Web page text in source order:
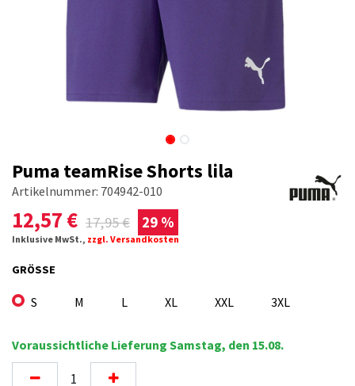
Puma teamRise Shorts lila
Artikelnummer: 704942-010
12,57 € 17,95€ 29 %
Inklusive MwSt., zzgl. Versandkosten
GRÖSSE
S M L XL XXL 3XL
Voraussichtliche Lieferung Samstag, den 15.08.